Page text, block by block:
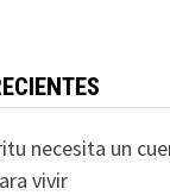
necesita un
vivir